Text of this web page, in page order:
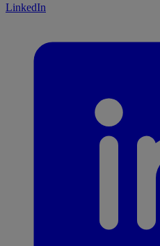
LinkedIn